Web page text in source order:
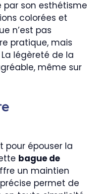
par son esthétisme
colorées et
n’est pas
pratique, mais
légèreté de la
même sur
pour épouser la
bague de
un maintien
permet de